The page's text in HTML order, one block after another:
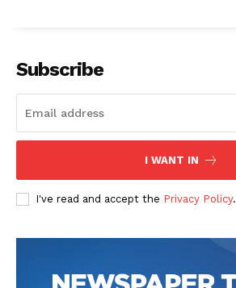
Subscribe
I WANT IN
I've read and accept the Privacy Policy.